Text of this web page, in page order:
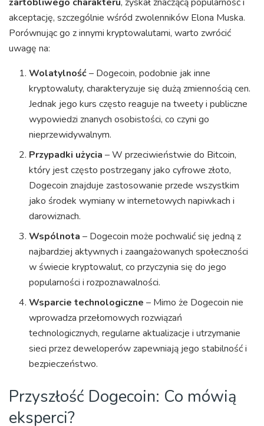
akceptację, szczególnie wśród zwolenników Elona Muska.
Porównując go z innymi kryptowalutami, warto zwrócić
uwagę na:
Wolatylność– Dogecoin, podobnie jak inne
kryptowaluty, charakteryzuje się dużą zmiennością cen.
Jednak jego kurs często reaguje na tweety i publiczne
wypowiedzi znanych osobistości, co czyni go
nieprzewidywalnym.
Przypadki użycia – W przeciwieństwie do Bitcoin,
który jest często postrzegany jako cyfrowe złoto,
Dogecoin znajduje zastosowanie przede wszystkim
jako środek wymiany w internetowych napiwkach i
darowiznach.
Wspólnota – Dogecoin może pochwalić się jedną z
najbardziej aktywnych i zaangażowanych społeczności
w świecie kryptowalut, co przyczynia się do jego
popularności i rozpoznawalności.
Wsparcie technologiczne – Mimo że Dogecoin nie
wprowadza przełomowych rozwiązań
technologicznych, regularne aktualizacje i utrzymanie
sieci przez deweloperów zapewniają jego stabilność i
bezpieczeństwo.
Przyszłość Dogecoin: Co mówią
eksperci?